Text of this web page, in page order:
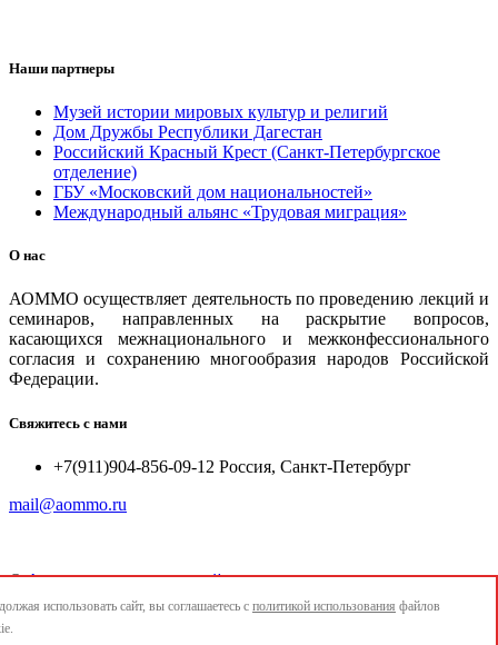
Наши партнеры
Музей истории мировых культур и религий
Дом Дружбы Республики Дагестан
Российский Красный Крест (Санкт-Петербургское
отделение)
ГБУ «Московский дом национальностей»
Международный альянс «Трудовая миграция»
О нас
АОММО осуществляет деятельность по проведению лекций и
семинаров, направленных на раскрытие вопросов,
касающихся межнационального и межконфессионального
согласия и сохранению многообразия народов Российской
Федерации.
Свяжитесь с нами
+7(911)904-856-09-12 Россия, Санкт-Петербург
mail@aommo.ru
© Ассоциация организаций по реализации национальных
проектов и достижению национальных целей развития
использовать сайт, вы соглашаетесь с политикой использования файлов